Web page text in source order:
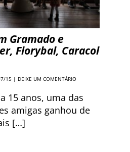
Gramado e
Florybal, Caracol
15 | DEIXE UM COMENTÁRIO
15 anos, uma das
amigas ganhou de
[…]